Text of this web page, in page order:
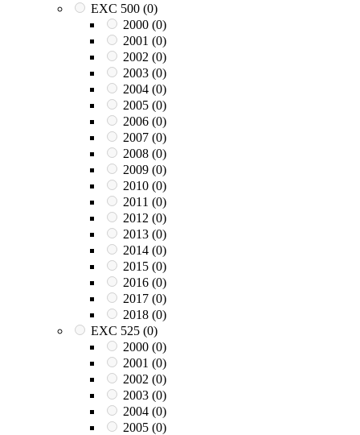
EXC 500 (0)
2000 (0)
2001 (0)
2002 (0)
2003 (0)
2004 (0)
2005 (0)
2006 (0)
2007 (0)
2008 (0)
2009 (0)
2010 (0)
2011 (0)
2012 (0)
2013 (0)
2014 (0)
2015 (0)
2016 (0)
2017 (0)
2018 (0)
EXC 525 (0)
2000 (0)
2001 (0)
2002 (0)
2003 (0)
2004 (0)
2005 (0)